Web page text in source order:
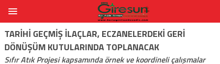
TARIHI GEÇMIŞ ILAÇLAR, ECZANELERDEKI GERI
DÖNÜŞÜM KUTULARINDA TOPLANACAK
Sıfır Atık Projesi kapsamında örnek ve koordineli çalışmalar